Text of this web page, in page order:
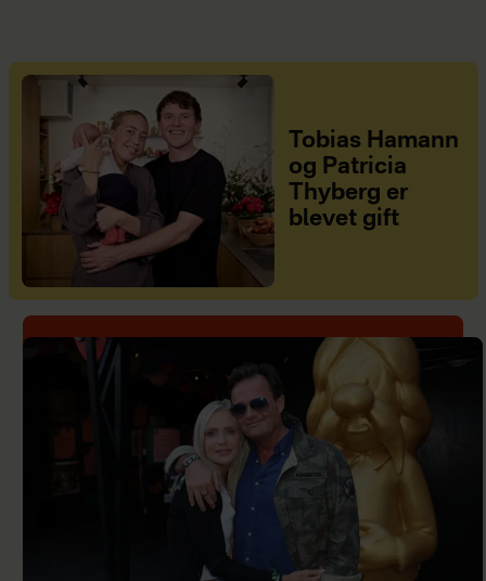
Tobias Hamann
og Patricia
Thyberg er
blevet gift